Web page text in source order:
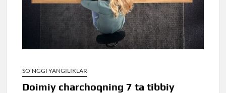
SO'NGGI YANGILIKLAR
Doimiy charchoqning 7 ta tibbiy